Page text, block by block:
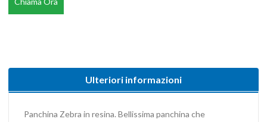
Ulteriori informazioni
Panchina Zebra in resina. Bellissima panchina che